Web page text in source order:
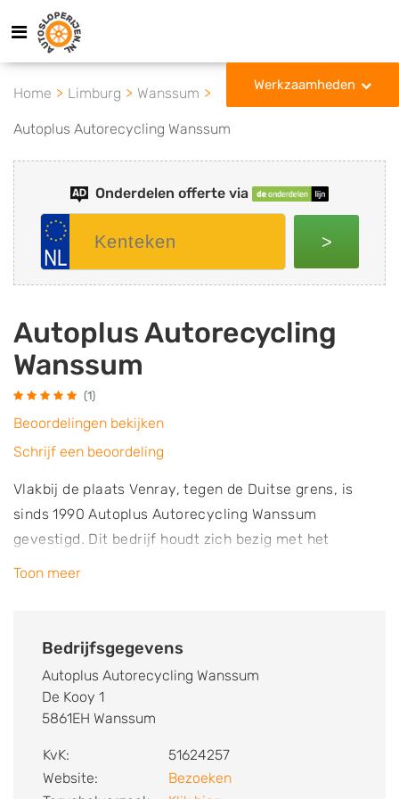
Werkzaamheden
Home Limburg Wanssum
Autoplus Autorecycling Wanssum
Onderdelen offerte via
>
Autoplus Autorecycling
Wanssum
(1)
Beoordelingen bekijken
Schrijf een beoordeling
Vlakbij de plaats Venray, tegen de Duitse grens, is
sinds 1990 Autoplus Autorecycling Wanssum
gevestigd. Dit bedrijf houdt zich bezig met het
demonteren van voertuigen en de verkoop van
Recycling Nederland). Het demonteren van auto’s
organisatie zijn opgesteld. Dit betekent dat auto’s
eerst worden ontdaan van alle schadelijke stoffen.
alle goede onderdelen van de voertuigen afgehaald.
De onderdelen worden grondig gecontroleerd en
Toon meer
Bedrijfsgegevens
Autoplus Autorecycling Wanssum
De Kooy 1
5861EH Wanssum
KvK:
51624257
Website:
Bezoeken